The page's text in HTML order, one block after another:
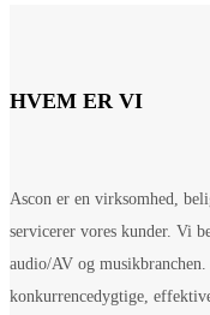
HVEM ER VI
Ascon er en virksomhed,
servicerer vores kunder. Vi
audio/AV og
konkurrencedygtige,